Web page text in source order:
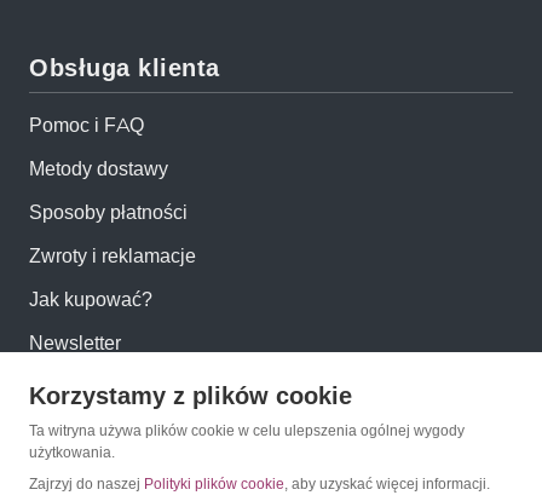
Obsługa klienta
Pomoc i FAQ
Metody dostawy
Sposoby płatności
Zwroty i reklamacje
Jak kupować?
Newsletter
Konto
Moje konto
Korzystamy z plików cookie
Ta witryna używa plików cookie w celu ulepszenia ogólnej wygody
użytkowania.
Zajrzyj do naszej Polityki plików cookie, aby uzyskać więcej informacji.